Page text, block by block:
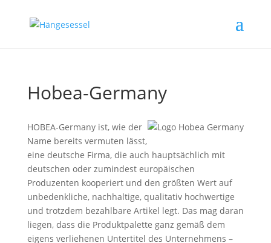
Hobea-Germany
HOBEA-Germany ist, wie der
Name bereits vermuten lässt,
eine deutsche Firma, die auch hauptsächlich mit
deutschen oder zumindest europäischen
Produzenten kooperiert und den größten Wert auf
unbedenkliche, nachhaltige, qualitativ hochwertige
und trotzdem bezahlbare Artikel legt. Das mag daran
liegen, dass die Produktpalette ganz gemäß dem
eigens verliehenen Untertitel des Unternehmens –